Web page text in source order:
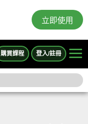
立即使用
購買課程 登入/註冊